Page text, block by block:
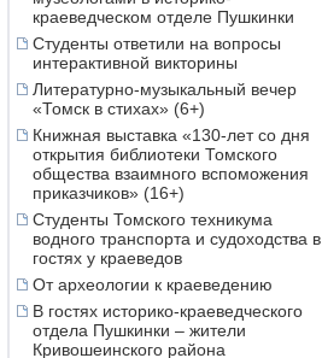
краеведческом отделе Пушкинки
Студенты ответили на вопросы
интерактивной викторины
Литературно-музыкальный вечер
«Томск в стихах» (6+)
Книжная выставка «130-лет со дня
открытия библиотеки Томского
общества взаимного вспоможения
приказчиков» (16+)
Студенты Томского техникума
водного транспорта и судоходства в
гостях у краеведов
От археологии к краеведению
В гостях историко-краеведческого
отдела Пушкинки – жители
Кривошеинского района